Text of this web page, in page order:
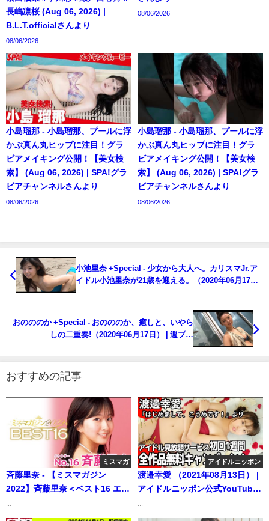
長嶋凛桜 (Aug 06, 2026) |
B.L.T.officialさんより
08/06/2026
08/06/2026
小島瑠那 - 小島瑠那、プールに浮
かぶ真ん丸ヒップに注目！グラ
ビアメイキング公開！【美女検
索】 (Aug 06, 2026) | SPA!グラ
ビアチャンネルさんより
08/06/2026
小島瑠那 - 小島瑠那、プールに浮
かぶ真ん丸ヒップに注目！グラ
ビアメイキング公開！【美女検
索】 (Aug 06, 2026) | SPA!グラ
ビアチャンネルさんより
08/06/2026
小池里奈 +Special - 少女から大人へ。カリスマJr.ア
イドル小池里奈が21歳を迎える。（2020年06月17
おのののか +Special - おのののか、癒しと、いやら
しの二重奏!（2020年06月17日） | 週プレ
おすすめの記事
ミスマガ
斉藤里奈 - 【ミスマガジン
2022】斉藤里奈＜ベスト16 エン
アイドルニッポン
渡邉幸愛 （2021年08月13日） |
アイドルニッポン公式YouTube